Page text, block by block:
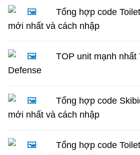
Tổng hợp code
mới nhất và cách nhập
TOP unit mạnh nhất
Defense
Tổng hợp code
mới nhất và cách nhập
Tổng hợp code